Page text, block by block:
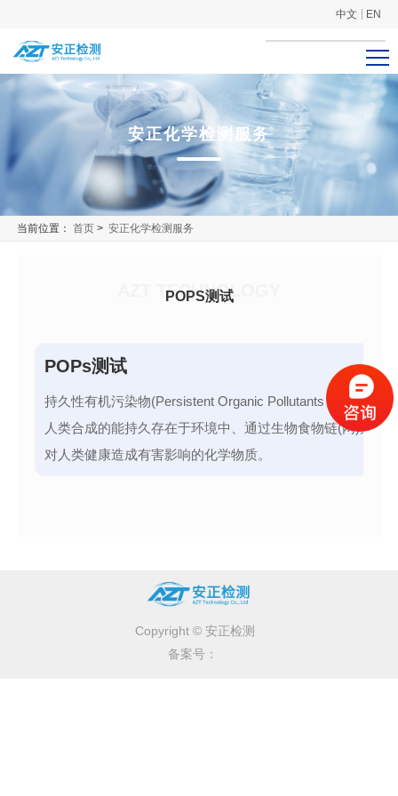
中文 EN
安正化学检测服务
当前位置：首页 >安正化学检测服务
AZT TECHNOLOGY
POPS测试
POPs测试
持久性有机污染物(Persistent Organic Pollutants，简称
人类合成的能持久存在于环境中、通过生物食物链(网)累积
对人类健康造成有害影响的化学物质。
Copyright © 安正检测
备案号：